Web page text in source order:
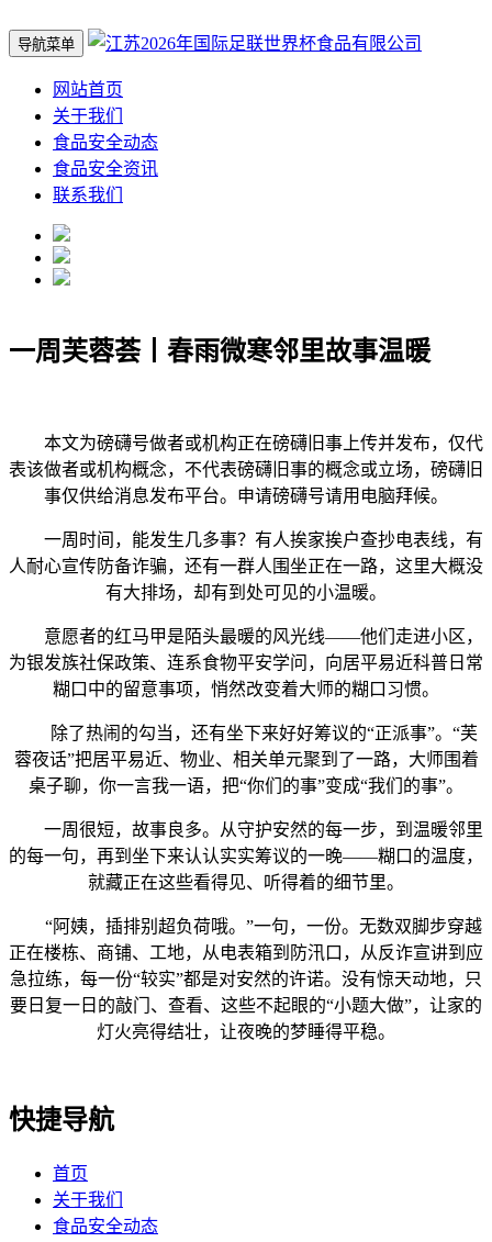
导航菜单
网站首页
关于我们
食品安全动态
食品安全资讯
联系我们
一周芙蓉荟丨春雨微寒邻里故事温暖
本文为磅礴号做者或机构正在磅礴旧事上传并发布，仅代
表该做者或机构概念，不代表磅礴旧事的概念或立场，磅礴旧
事仅供给消息发布平台。申请磅礴号请用电脑拜候。
一周时间，能发生几多事？有人挨家挨户查抄电表线，有
人耐心宣传防备诈骗，还有一群人围坐正在一路，这里大概没
有大排场，却有到处可见的小温暖。
意愿者的红马甲是陌头最暖的风光线——他们走进小区，
为银发族社保政策、连系食物平安学问，向居平易近科普日常
糊口中的留意事项，悄然改变着大师的糊口习惯。
除了热闹的勾当，还有坐下来好好筹议的“正派事”。“芙
蓉夜话”把居平易近、物业、相关单元聚到了一路，大师围着
桌子聊，你一言我一语，把“你们的事”变成“我们的事”。
一周很短，故事良多。从守护安然的每一步，到温暖邻里
的每一句，再到坐下来认认实实筹议的一晚——糊口的温度，
就藏正在这些看得见、听得着的细节里。
“阿姨，插排别超负荷哦。”一句，一份。无数双脚步穿越
正在楼栋、商铺、工地，从电表箱到防汛口，从反诈宣讲到应
急拉练，每一份“较实”都是对安然的许诺。没有惊天动地，只
要日复一日的敲门、查看、这些不起眼的“小题大做”，让家的
灯火亮得结壮，让夜晚的梦睡得平稳。
快捷导航
首页
关于我们
食品安全动态